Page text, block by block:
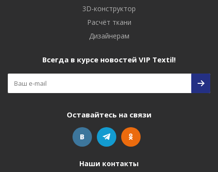
3D-конструктор
Расчёт ткани
Дизайнерам
Всегда в курсе новостей VIP Textil!
Оставайтесь на связи
Наши контакты